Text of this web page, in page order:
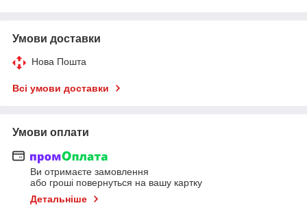
Умови доставки
Нова Пошта
Всі умови доставки
Умови оплати
Ви отримаєте замовлення
або гроші повернуться на вашу картку
Детальніше